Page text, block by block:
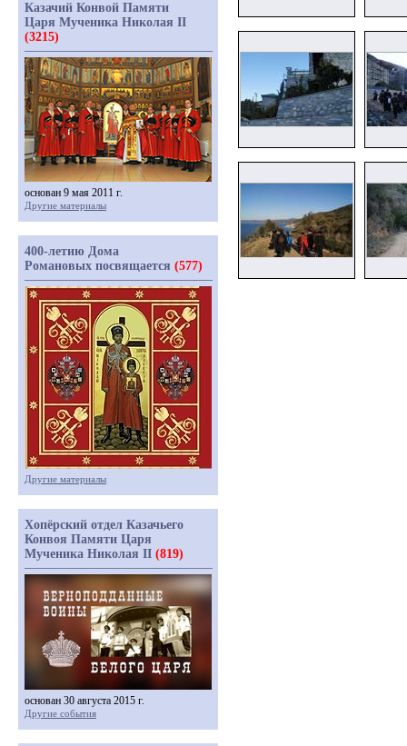
Казачий Конвой Памяти
Царя Мученика Николая II
(3215)
основан 9 мая 2011 г.
Другие материалы
400-летию Дома
Романовых посвящается (577)
Другие материалы
Хопёрский отдел Казачьего
Конвоя Памяти Царя
Мученика Николая II (819)
основан 30 августа 2015 г.
Другие события